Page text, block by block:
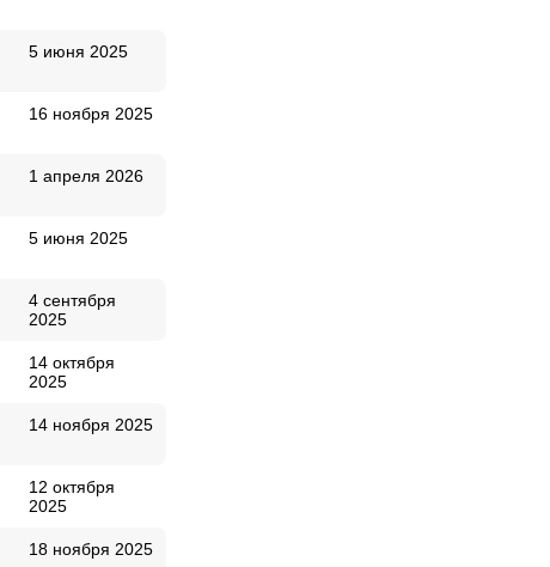
5 июня 2025
16 ноября 2025
1 апреля 2026
5 июня 2025
4 сентября
2025
14 октября
2025
14 ноября 2025
12 октября
2025
18 ноября 2025